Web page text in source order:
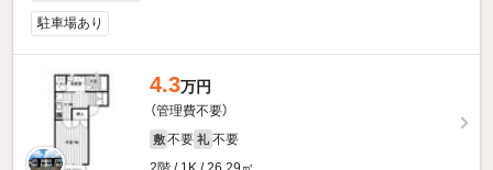
駐車場あり
4.3万円
（管理費不要）
敷 不要 礼 不要